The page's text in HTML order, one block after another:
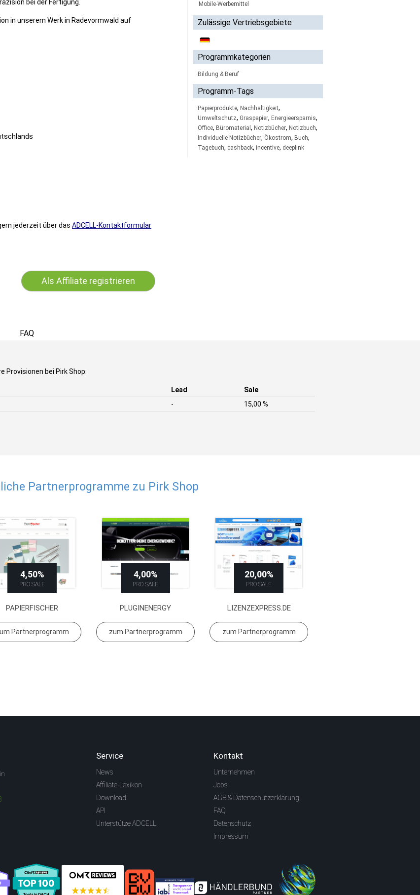
bei der Fertigung.
in unserem Werk in Radevormwald auf
jederzeit über das ADCELL-Kontaktformular
Mobile-Werbemittel
Zulässige Vertriebsgebiete
Programmkategorien
Bildung & Beruf
Programm-Tags
Papierprodukte, Nachhaltigkeit,
Umweltschutz, Graspapier, Energieersparnis,
Office, Büromaterial , Notizbücher, Notizbuch,
Individuelle Notizbücher, Ökostrom, Buch,
Tagebuch, cashback, incentive, deeplink
Als Affiliate registrieren
FAQ
Provisionen bei Pirk Shop:
Lead
Sale
- 15,00 %
Partnerprogramme zu Pirk Shop
4,50%
PRO SALE
PAPIERFISCHER
Partnerprogramm
4,00%
PRO SALE
PLUGINENERGY
zum Partnerprogramm
20,00%
PRO SALE
LIZENZEXPRESS.DE
zum Partnerprogramm
Service
News
Affiliate-Lexikon
Download
API
Unterstütze ADCELL
Kontakt
Unternehmen
Jobs
AGB & Datenschutzerklärung
FAQ
Datenschutz
Impressum